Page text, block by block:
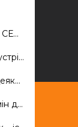
Робоча програма курсу СЕПСЗК (2020)
З-н України "Про землеустрій"
Про внесення змін до деяких законодавчих актів України щодо планування використання земель
Закон "Про внесення змін до Земельного кодексу України та інших законодавчих актів щодо удосконалення системи управління та дерегуляції у сфері земельних відносин"